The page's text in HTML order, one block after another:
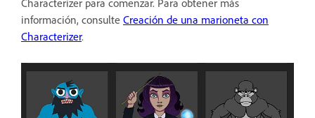
Characterizer para comenzar. Para obtener más
información, consulte Creación de una marioneta con
Characterizer.